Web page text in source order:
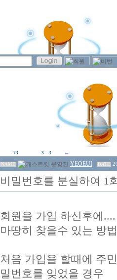
73 3 3
NAME YEOEUI DATE
비밀번호를 분실하여 1
회원을 가입 하신후에
마땅히 찾을수 있는 방
처음 가입을 할때에 주
밀번호를 잊었을 경우